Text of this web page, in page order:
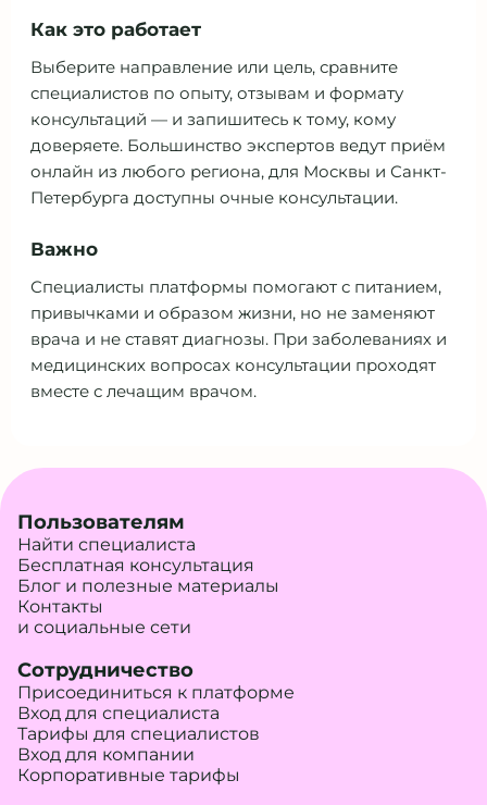
Как это работает
Выберите направление или цель, сравните
специалистов по опыту, отзывам и формату
консультаций — и запишитесь к тому, кому
доверяете. Большинство экспертов ведут приём
онлайн из любого региона, для Москвы и Санкт-
Петербурга доступны очные консультации.
Важно
Специалисты платформы помогают с питанием,
привычками и образом жизни, но не заменяют
врача и не ставят диагнозы. При заболеваниях и
медицинских вопросах консультации проходят
вместе с лечащим врачом.
Пользователям
Найти специалиста
Бесплатная консультация
Блог и полезные материалы
Контакты
и социальные сети
Сотрудничество
Присоединиться к платформе
Вход для специалиста
Тарифы для специалистов
Вход для компании
Корпоративные тарифы